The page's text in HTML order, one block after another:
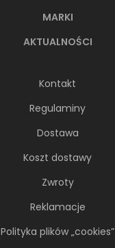
MARKI
AKTUALNOŚCI
Kontakt
Regulaminy
Dostawa
Koszt dostawy
Zwroty
Reklamacje
Polityka plików „cookies”